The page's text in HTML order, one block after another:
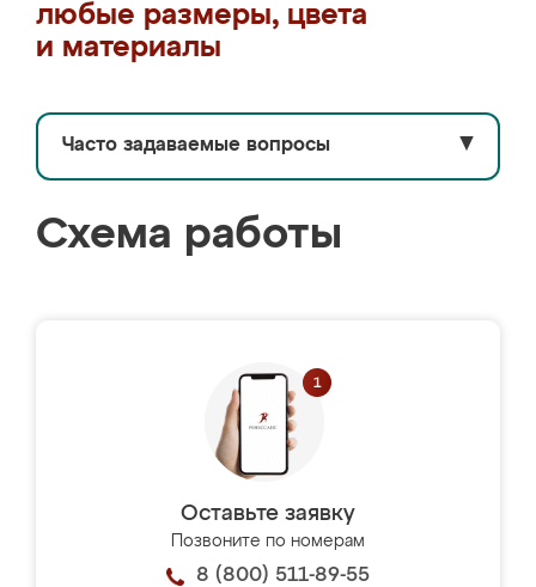
любые размеры, цвета
и материалы
Часто задаваемые вопросы ▼
Схема работы
Оставьте заявку
Позвоните по номерам
8 (800) 511-89-55